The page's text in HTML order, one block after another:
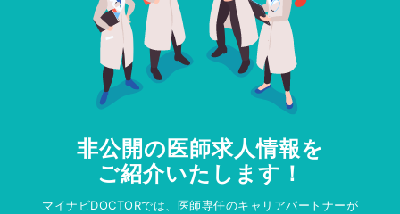
非公開の医師求人情報を
ご紹介いたします！
マイナビDOCTORでは、医師専任のキャリアパートナーが